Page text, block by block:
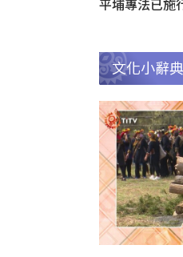
平埔專法已施
文化小辭典